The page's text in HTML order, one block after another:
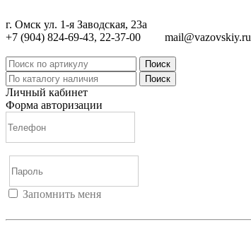
г. Омск ул. 1-я Заводская, 23а
+7 (904) 824-69-43, 22-37-00
mail@vazovskiy.ru
Поиск
Поиск
Личный кабинет
Форма авторизации
Запомнить меня